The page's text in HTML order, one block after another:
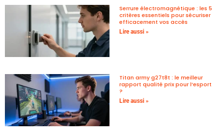
Serrure électromagnétique : les 5
critères essentiels pour sécuriser
efficacement vos accès
Lire aussi »
Titan army g27t8t : le meilleur
rapport qualité prix pour l’esport
?
Lire aussi »